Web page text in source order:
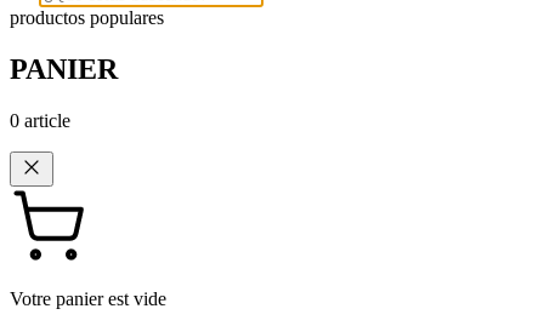
productos populares
PANIER
0 article
Votre panier est vide